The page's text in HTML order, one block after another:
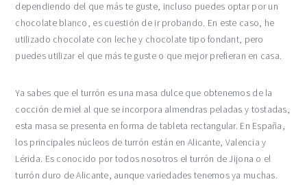
dependiendo del que más te guste, incluso puedes optar por un
chocolate blanco, es cuestión de ir probando. En este caso, he
utilizado chocolate con leche y chocolate tipo fondant, pero
puedes utilizar el que más te guste o que mejor prefieran en casa.
Ya sabes que el turrón es una masa dulce que obtenemos de la
cocción de miel al que se incorpora almendras peladas y tostadas,
esta masa se presenta en forma de tableta rectangular. En España,
los principales núcleos de turrón están en Alicante, Valencia y
Lérida. Es conocido por todos nosotros el turrón de Jijona o el
turrón duro de Alicante, aunque variedades tenemos ya muchas.